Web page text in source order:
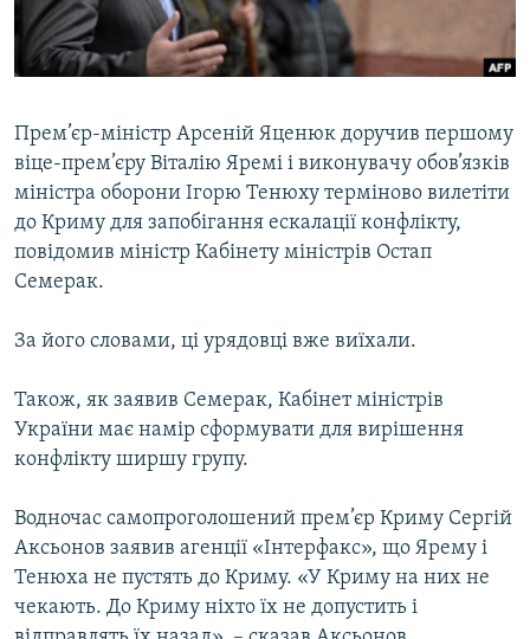
ВІДЕОУРОКИ «ELIFBE»
СВІДЧЕННЯ ОКУПАЦІЇ
ІНФОГРАФІКА
Русский
Qırımtatar
ДОЛУЧАЙСЯ!
Усі сайти RFE/RL
Прем’єр-міністр Арсеній Яценюк доручив першому
віце-прем’єру Віталію Яремі і виконувачу обов’язків
міністра оборони Ігорю Тенюху терміново вилетіти
до Криму для запобігання ескалації конфлікту,
повідомив міністр Кабінету міністрів Остап
Семерак.
За його словами, ці урядовці вже виїхали.
Також, як заявив Семерак, Кабінет міністрів
України має намір сформувати для вирішення
конфлікту ширшу групу.
Водночас самопроголошений прем’єр Криму Сергій
Аксьонов заявив агенції «Інтерфакс», що Ярему і
Тенюха не пустять до Криму. «У Криму на них не
чекають. До Криму ніхто їх не допустить і